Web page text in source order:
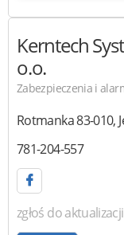
Kerntech
o.o.
Zabezpieczenia i
Rotmanka83-010,
781-204-557
zgłoś do aktualizacji